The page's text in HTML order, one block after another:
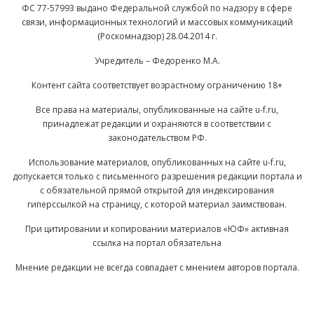
ФС 77-57993 выдано Федеральной службой по надзору в сфере
связи, информационных технологий и массовых коммуникаций
(Роскомнадзор) 28.04.2014 г.
Учредитель – Федоренко М.А.
Контент сайта соответствует возрастному ограничению 18+
Все права на материалы, опубликованные на сайте u-f.ru,
принадлежат редакции и охраняются в соответствии с
законодательством РФ.
Использование материалов, опубликованных на сайте u-f.ru,
допускается только с письменного разрешения редакции портала и
с обязательной прямой открытой для индексирования
гиперссылкой на страницу, с которой материал заимствован.
При цитировании и копировании материалов «ЮФ» активная
ссылка на портал обязательна
Мнение редакции не всегда совпадает с мнением авторов портала.